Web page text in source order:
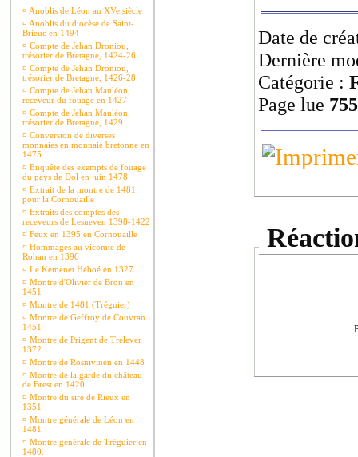
¤ Anoblis de Léon au XVe siècle
¤ Anoblis du diocèse de Saint-
Brieuc en 1494
¤ Compte de Jehan Droniou,
trésorier de Bretagne, 1424-26
¤ Compte de Jehan Droniou,
trésorier de Bretagne, 1426-28
¤ Compte de Jehan Mauléon,
receveur du fouage en 1427
¤ Compte de Jehan Mauléon,
trésorier de Bretagne, 1429
¤ Conversion de diverses
monnaies en monnaie bretonne en
1475
¤ Enquête des exempts de fouage
du pays de Dol en juin 1478.
¤ Extrait de la montre de 1481
pour la Cornouaille
¤ Extraits des comptes des
receveurs de Lesneven 1398-1422
¤ Feux en 1395 en Cornouaille
¤ Hommages au vicomte de
Rohan en 1396
¤ Le Kemenet Héboé en 1327
¤ Montre d'Olivier de Bron en
1451
¤ Montre de 1481 (Tréguier)
¤ Montre de Geffroy de Couvran
1451
¤ Montre de Prigent de Trelever
1372
¤ Montre de Rosnivinen en 1448
¤ Montre de la garde du château
de Brest en 1420
¤ Montre du sire de Rieux en
1351
¤ Montre générale de Léon en
1481
¤ Montre générale de Tréguier en
1480.
Date de
Dernière
Catégorie :
Page lue